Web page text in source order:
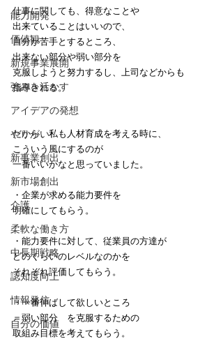
能力開発
価値観
新規事業展開
強みを活かす
アイデアの発想
やりがい
新事業創出
新市場創出
介護
柔軟な働き方
中長期戦略
認知度向上
情報発信
自分の価値
仕事に関しても、得意なことや
出来ていることはいいので、
自分が苦手とするところ、
出来ない部分や弱い部分を
克服しようと努力するし、上司などからも
指導される。
だから、私も人材育成を考える時に、
こういう風にするのが
一番いいかなと思っていました。
・企業が求める能力要件を
明確にしてもらう。
・能力要件に対して、従業員の方達が
どのくらいのレベルなのかを
それぞれ評価してもらう。
・一番伸ばして欲しいところ
＝弱い部分　を克服するための
取組み目標を考えてもらう。